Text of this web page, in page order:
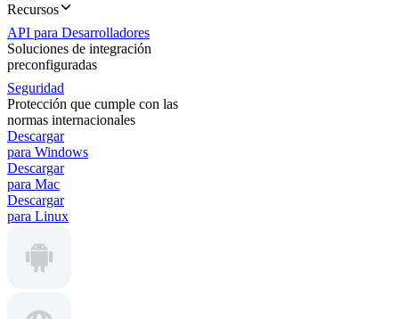
Recursos
API para Desarrolladores
Soluciones de integración
preconfiguradas
Seguridad
Protección que cumple con las
normas internacionales
Descargar
para Windows
Descargar
para Mac
Descargar
para Linux